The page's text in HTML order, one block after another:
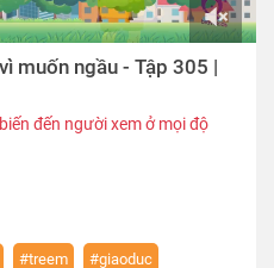
muốn ngầu - Tập 305 |
đến người xem ở mọi độ
#treem #giaoduc